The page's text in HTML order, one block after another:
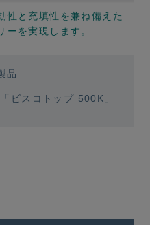
性と充填性を兼ね備えた
ーを実現します。
品
ビスコトップ 500K」